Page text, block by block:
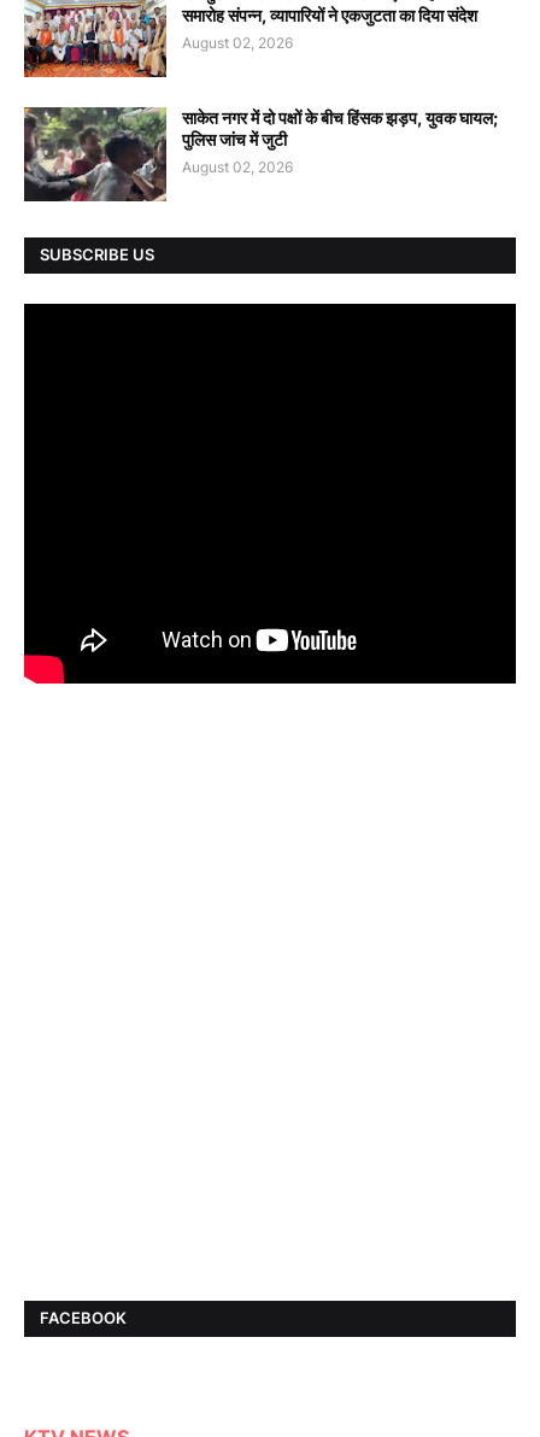
समारोह संपन्न, व्यापारियों ने एकजुटता का दिया संदेश
August 02, 2026
साकेत नगर में दो पक्षों के बीच हिंसक झड़प, युवक घायल;
पुलिस जांच में जुटी
August 02, 2026
SUBSCRIBE US
FACEBOOK